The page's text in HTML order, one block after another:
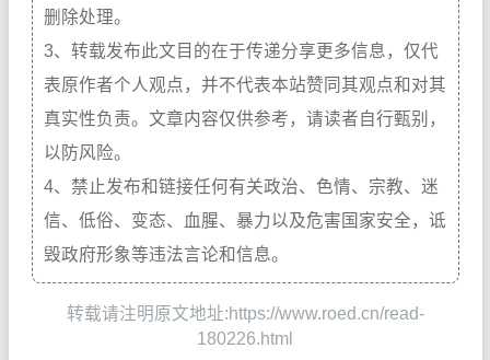
删除处理。
3、转载发布此文目的在于传递分享更多信息，仅代
表原作者个人观点，并不代表本站赞同其观点和对其
真实性负责。文章内容仅供参考，请读者自行甄别，
以防风险。
4、禁止发布和链接任何有关政治、色情、宗教、迷
信、低俗、变态、血腥、暴力以及危害国家安全，诋
毁政府形象等违法言论和信息。
转载请注明原文地址:https://www.roed.cn/read-
180226.html